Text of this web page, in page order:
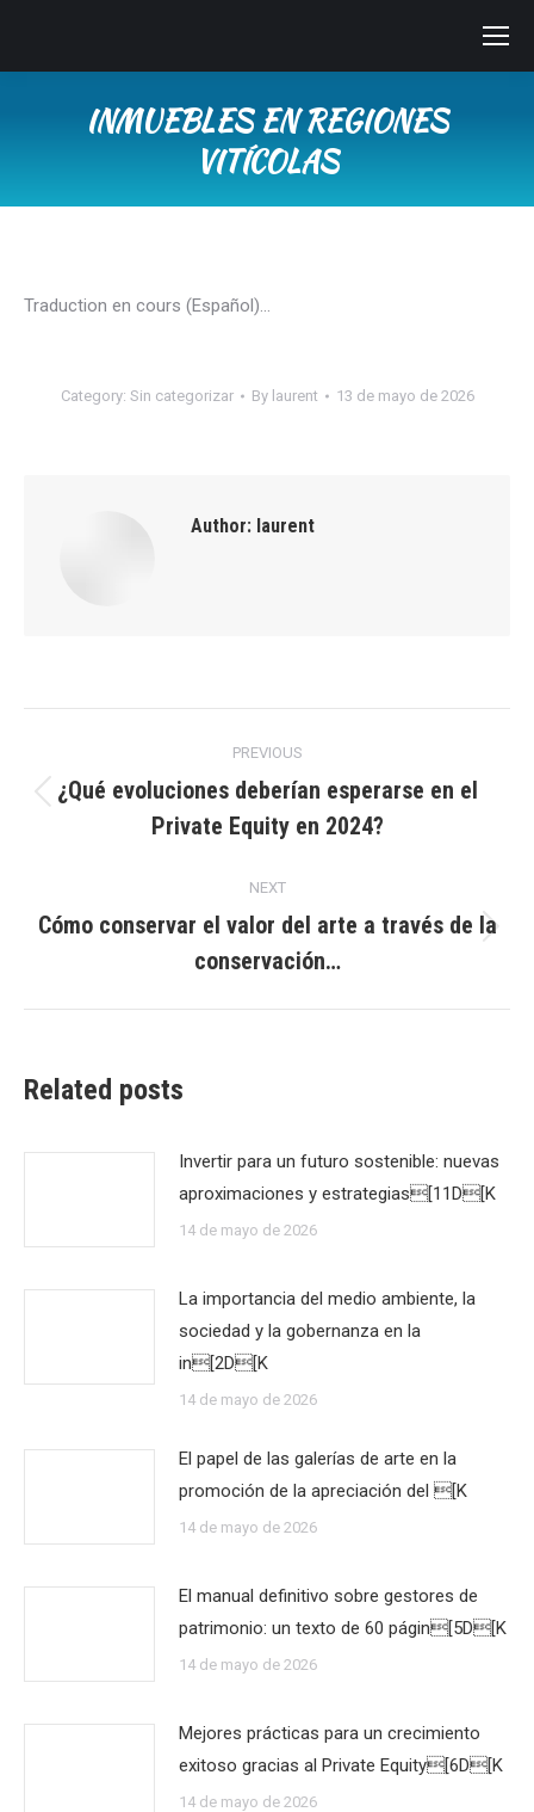
INMUEBLES EN REGIONES
VITÍCOLAS
Traduction en cours (Español)…
Category: Sin categorizar By laurent 13 de mayo de 2026
Author: laurent
navigation
PREVIOUS
post:
¿Qué evoluciones deberían esperarse en el
Private Equity en 2024?
NEXT
post:
Cómo conservar el valor del arte a través de la
conservación…
Related posts
Invertir para un futuro sostenible: nuevas
aproximaciones y estrategias[11D[K
14 de mayo de 2026
La importancia del medio ambiente, la
sociedad y la gobernanza en la
in[2D[K
14 de mayo de 2026
El papel de las galerías de arte en la
promoción de la apreciación del [K
14 de mayo de 2026
El manual definitivo sobre gestores de
patrimonio: un texto de 60 págin[5D[K
14 de mayo de 2026
Mejores prácticas para un crecimiento
exitoso gracias al Private Equity[6D[K
14 de mayo de 2026